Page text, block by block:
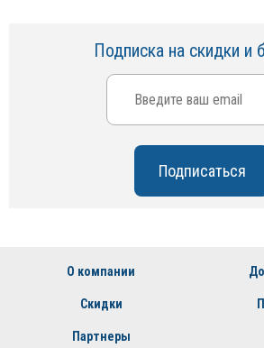
Подписка на скидки и
О компании
Скидки
Партнеры